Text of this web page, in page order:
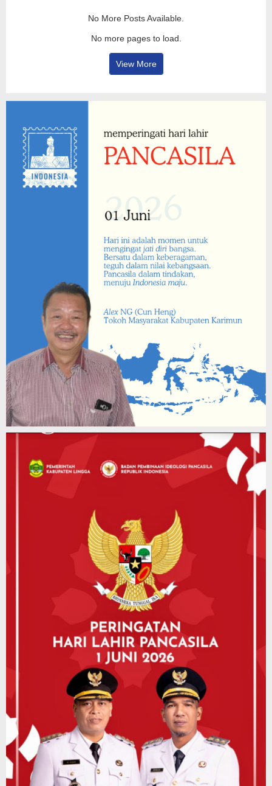
No More Posts Available.
No more pages to load.
View More